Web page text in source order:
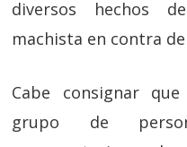
diversos hechos
machista en contra
Cabe consignar
grupo de